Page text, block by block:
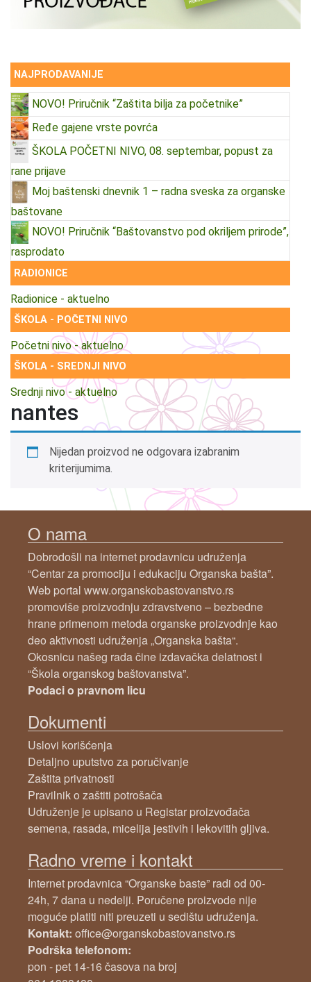
NAJPRODAVANIJE
NOVO! Priručnik “Zaštita bilja za početnike”
Ređe gajene vrste povrća
ŠKOLA POČETNI NIVO, 08. septembar, popust za
rane prijave
Moj baštenski dnevnik 1 – radna sveska za organske
baštovane
NOVO! Priručnik “Baštovanstvo pod okriljem prirode”,
rasprodato
RADIONICE
Radionice - aktuelno
ŠKOLA - POČETNI NIVO
Početni nivo - aktuelno
ŠKOLA - SREDNJI NIVO
Srednji nivo - aktuelno
nantes
Nijedan proizvod ne odgovara izabranim
kriterijumima.
O nama
Dobrodošli na internet prodavnicu udruženja
“Centar za promociju i edukaciju Organska bašta”.
Web portal www.organskobastovanstvo.rs
promoviše proizvodnju zdravstveno – bezbedne
hrane primenom metoda organske proizvodnje kao
deo aktivnosti udruženja „Organska bašta“.
Okosnicu našeg rada čine izdavačka delatnost i
“Škola organskog baštovanstva”.
Podaci o pravnom licu
Dokumenti
Uslovi korišćenja
Detaljno uputstvo za poručivanje
Zaštita privatnosti
Pravilnik o zaštiti potrošača
Udruženje je upisano u Registar proizvođača
semena, rasada, micelija jestivih i lekovitih gljiva.
Radno vreme i kontakt
Internet prodavnica “Organske baste” radi od 00-
24h, 7 dana u nedelji. Poručene proizvode nije
moguće platiti niti preuzeti u sedištu udruženja.
Kontakt: office@organskobastovanstvo.rs
Podrška telefonom:
pon - pet 14-16 časova na broj